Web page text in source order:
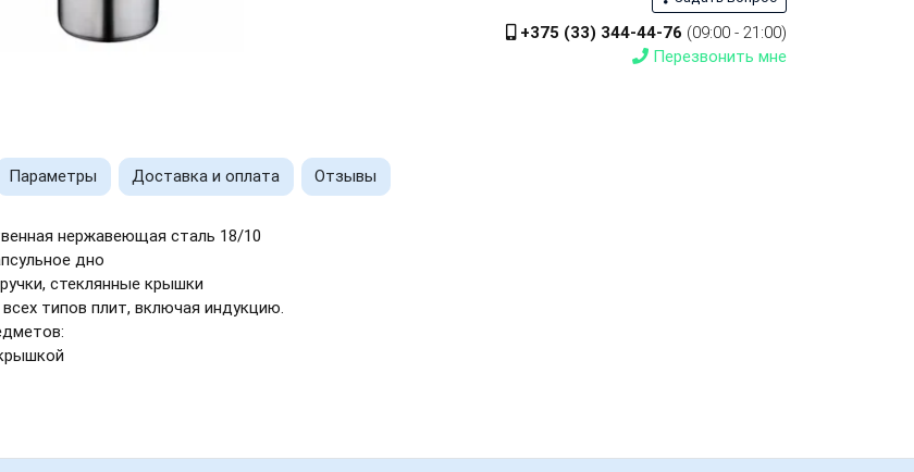
+375 (33) 344-44-76 (09:00 - 21:00)
Перезвонить мне
Параметры Доставка и оплата Отзывы
нержавеющая сталь 18/10
дно
стеклянные крышки
типов плит, включая индукцию.